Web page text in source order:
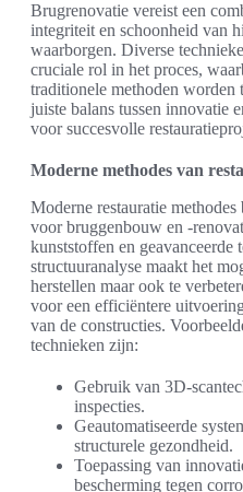
Brugrenovatie vereist een
integriteit en schoonheid van
waarborgen. Diverse
cruciale rol in het proces,
traditionele methoden worden
juiste balans tussen innovatie
voor succesvolle
Moderne methodes van
Moderne restauratie
voor bruggenbouw en -
kunststoffen en geavanceerde
structuuranalyse maakt het
herstellen maar ook te
voor een efficiëntere
van de constructies.
technieken zijn:
Gebruik van 3D-
inspecties.
Geautomatiseerde
structurele gezondheid.
Toepassing van
bescherming tegen